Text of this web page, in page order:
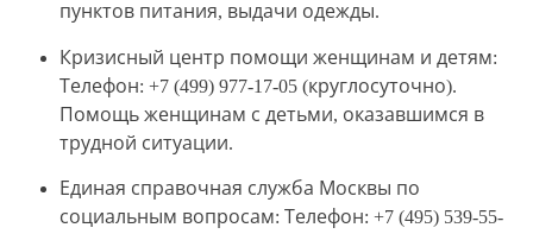
пунктов питания, выдачи одежды.
Кризисный центр помощи женщинам и детям:
Телефон: +7 (499) 977-17-05 (круглосуточно).
Помощь женщинам с детьми, оказавшимся в
трудной ситуации.
Единая справочная служба Москвы по
социальным вопросам: Телефон: +7 (495) 539-55-